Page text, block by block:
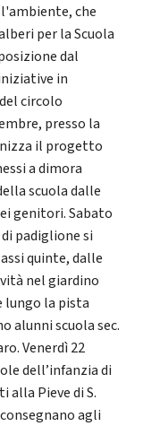
che
per la Scuola
dal
in
circolo
presso la
il progetto
a dimora
scuola dalle
genitori. Sabato
padiglione si
quinte, dalle
nel giardino
lungo la pista
alunni scuola sec.
Venerdì 22
dell’infanzia di
Pieve di S.
agli